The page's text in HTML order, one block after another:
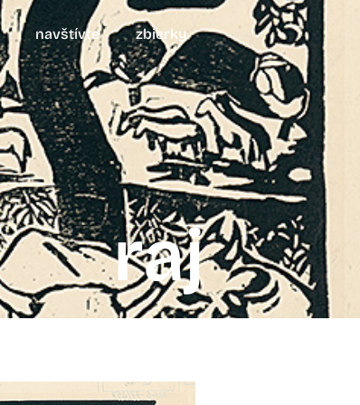
navštívte zbierky
raj